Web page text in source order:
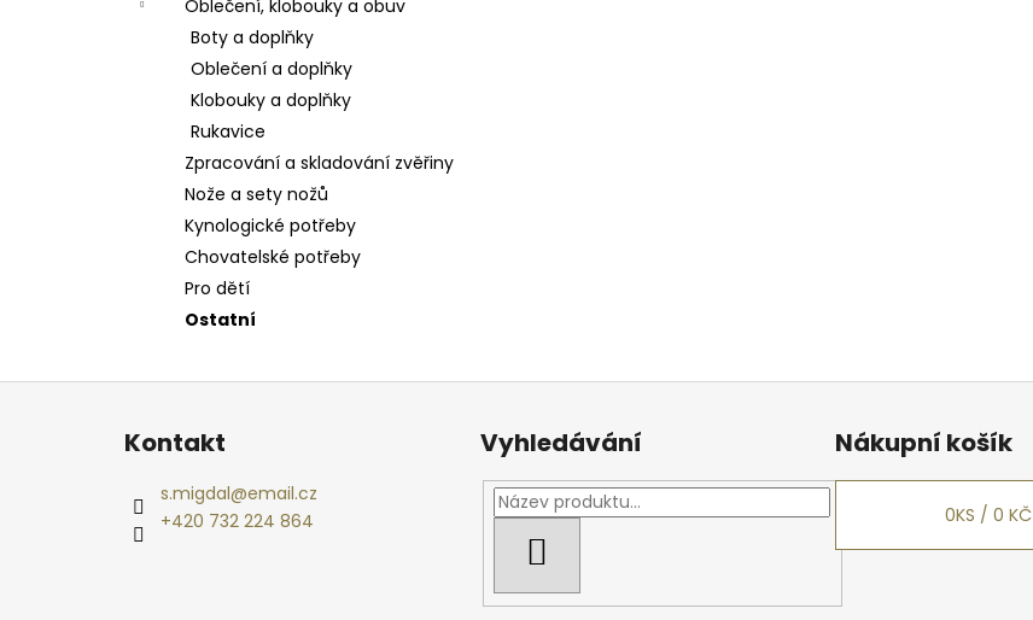
Oblečení, klobouky a obuv
Boty a doplňky
Oblečení a doplňky
Klobouky a doplňky
Rukavice
Zpracování a skladování zvěřiny
Nože a sety nožů
Kynologické potřeby
Chovatelské potřeby
Pro dětí
Ostatní
Z
Kontakt
s.migdal@email.cz
+420 732 224 864
Vyhledávání Nákupní košík
0KS /0 KČ